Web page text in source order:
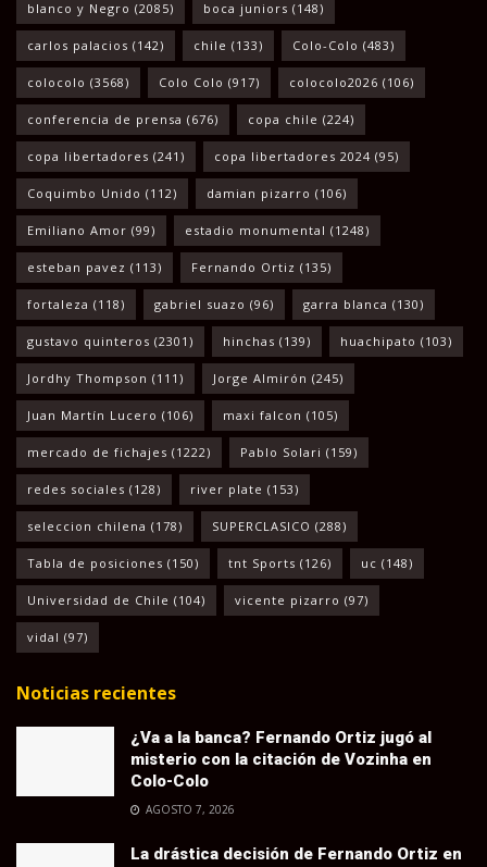
blanco y Negro (2085) boca juniors (148)
carlos palacios (142) chile (133) Colo-Colo (483)
colocolo (3568) Colo Colo (917) colocolo2026 (106)
conferencia de prensa (676) copa chile (224)
copa libertadores (241) copa libertadores 2024 (95)
Coquimbo Unido (112) damian pizarro (106)
Emiliano Amor (99) estadio monumental (1248)
esteban pavez (113) Fernando Ortiz (135)
fortaleza (118) gabriel suazo (96) garra blanca (130)
gustavo quinteros (2301) hinchas (139) huachipato (103)
Jordhy Thompson (111) Jorge Almirón (245)
Juan Martín Lucero (106) maxi falcon (105)
mercado de fichajes (1222) Pablo Solari (159)
redes sociales (128) river plate (153)
seleccion chilena (178) SUPERCLASICO (288)
Tabla de posiciones (150) tnt Sports (126) uc (148)
Universidad de Chile (104) vicente pizarro (97)
vidal (97)
Noticias recientes
¿Va a la banca? Fernando Ortiz jugó al
misterio con la citación de Vozinha en
Colo-Colo
AGOSTO 7, 2026
La drástica decisión de Fernando Ortiz en